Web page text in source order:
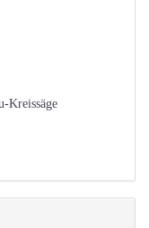
Kreissäge